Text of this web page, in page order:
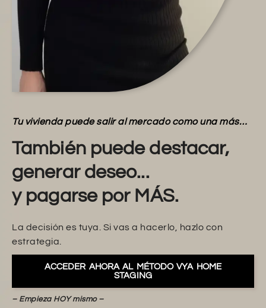
Tu vivienda puede salir al mercado como una más…
También puede destacar,
generar deseo...
y pagarse por MÁS.
La decisión es tuya. Si vas a hacerlo, hazlo con
estrategia.
ACCEDER AHORA AL MÉTODO VYA HOME
STAGING
– Empieza HOY mismo –